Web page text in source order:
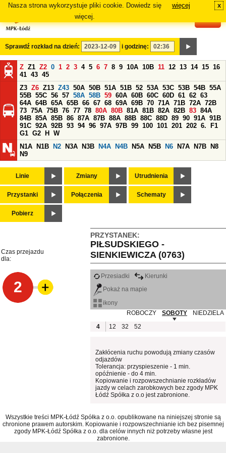
Nasza strona wykorzystuje pliki cookie. Dowiedz się
więcej.
więcej x
Sprawdź rozkład na dzień: i godzinę:
Z Z1 Z2 0 1 2 3 4 5 6 7 8 9 10A 10B 11 12 13 14 15 16
41 43 45
Z3 Z6 Z13 Z43 50A 50B 51A 51B 52 53A 53C 53B 54B 55A
55B 55C 56 57 58A 58B 59 60A 60B 60C 60D 61 62 63
64A 64B 65A 65B 66 67 68 69A 69B 70 71A 71B 72A 72B
73 75A 75B 76 77 78 80A 80B 81A 81B 82A 82B 83 84A
84B 85A 85B 86 87A 87B 88A 88B 88C 88D 89 90 91A 91B
91C 92A 92B 93 94 96 97A 97B 99 100 101 201 202 6.
F1
G1 G2 H
W
N1A
N1B N2 N3A N3B N4A N4B N5A N5B N6 N7A N7B
N8
N9
Linie Zmiany Utrudnienia
Przystanki Połączenia Schematy
Pobierz
PRZYSTANEK:
PIŁSUDSKIEGO -
SIENKIEWICZA (0763)
Czas przejazdu
dla:
2
Przesiadki
Kierunki
Pokaż na mapie
ikony
ROBOCZY
SOBOTY
NIEDZIELA
4
12 32 52
Zakłócenia ruchu powodują zmiany czasów
odjazdów
Tolerancja: przyspieszenie - 1 min.
opóźnienie - do 4 min.
Kopiowanie i rozpowszechnianie rozkładów
jazdy w celach zarobkowych bez zgody MPK
Łódź Spółka z o.o jest zabronione.
Wszystkie treści MPK-Łódź Spółka z o.o. opublikowane na niniejszej stronie są
chronione prawem autorskim. Kopiowanie i rozpowszechnianie ich bez pisemnej
zgody MPK-Łódź Spółka z o.o. dla celów innych niż potrzeby własne jest
zabronione.